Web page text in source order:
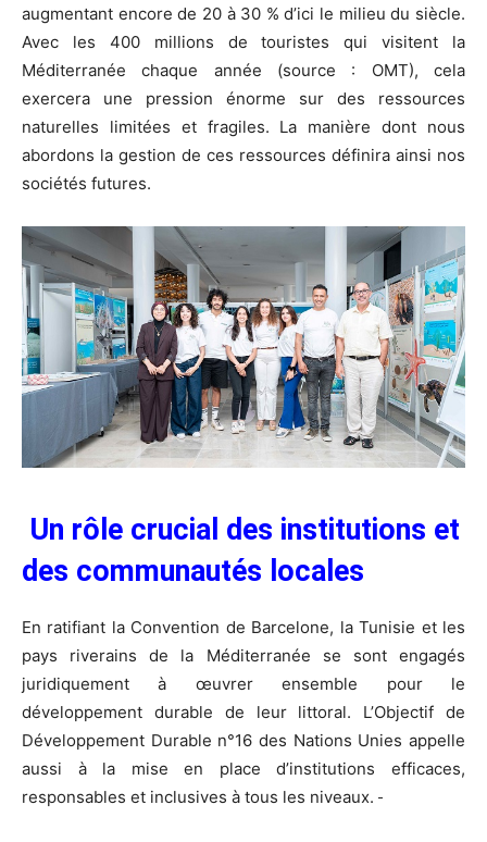
augmentant encore de 20 à 30 % d’ici le milieu du siècle.
Avec les 400 millions de touristes qui visitent la
Méditerranée chaque année (source : OMT), cela
exercera une pression énorme sur des ressources
naturelles limitées et fragiles. La manière dont nous
abordons la gestion de ces ressources définira ainsi nos
sociétés futures.
Un rôle crucial des institutions et
des communautés locales
En ratifiant la Convention de Barcelone, la Tunisie et les
pays riverains de la Méditerranée se sont engagés
juridiquement à œuvrer ensemble pour le
développement durable de leur littoral. L’Objectif de
Développement Durable n°16 des Nations Unies appelle
aussi à la mise en place d’institutions efficaces,
responsables et inclusives à tous les niveaux.